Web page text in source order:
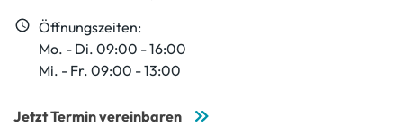
Öffnungszeiten:
Mo. - Di. 09:00 - 16:00
Mi. - Fr. 09:00 - 13:00
Jetzt Termin vereinbaren